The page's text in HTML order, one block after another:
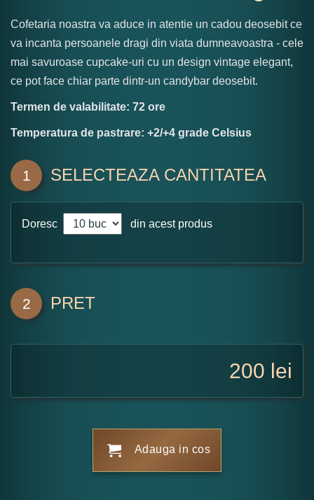
Cofetaria noastra va aduce in atentie un cadou deosebit ce
va incanta persoanele dragi din viata dumneavoastra - cele
mai savuroase cupcake-uri cu un design vintage elegant,
ce pot face chiar parte dintr-un candybar deosebit.
Termen de valabilitate: 72 ore
Temperatura de pastrare: +2/+4 grade Celsius
1 SELECTEAZA CANTITATEA
Doresc din acest produs
2 PRET
200 lei
Adauga in cos